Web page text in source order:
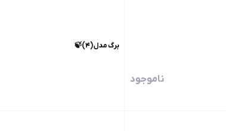
ناموجود
برگ مدل(۴)🍃